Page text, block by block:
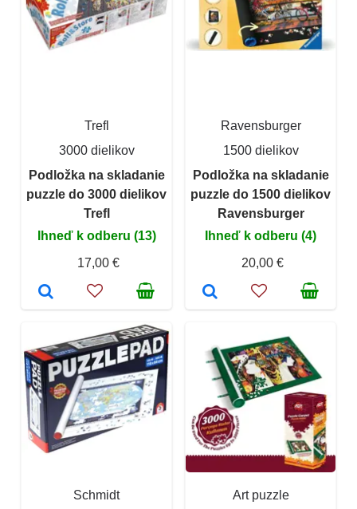
Trefl
3000 dielikov
Podložka na skladanie
puzzle do 3000 dielikov
Trefl
Ihneď k odberu (13)
17,00 €
Ravensburger
1500 dielikov
Podložka na skladanie
puzzle do 1500 dielikov
Ravensburger
Ihneď k odberu (4)
20,00 €
Schmidt Art puzzle